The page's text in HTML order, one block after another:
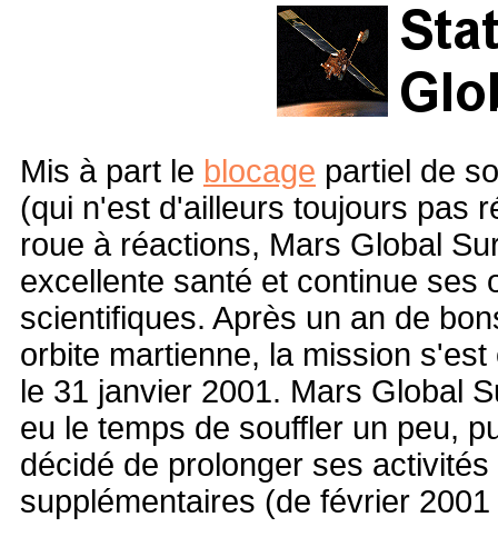
Mis à part le blocage partiel de
(qui n'est d'ailleurs toujours pas
roue à réactions, Mars Global
excellente santé et continue ses
scientifiques. Après un an de
orbite martienne, la mission
le 31 janvier 2001. Mars Global
eu le temps de souffler un peu,
décidé de prolonger ses
supplémentaires (de février